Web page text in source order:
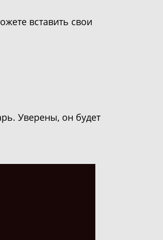
вставить свои
Уверены, он будет